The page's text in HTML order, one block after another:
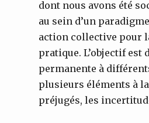
dont nous avons été
au sein d’un
action collective pour
pratique. L’objectif
permanente à
plusieurs éléments à
préjugés, les